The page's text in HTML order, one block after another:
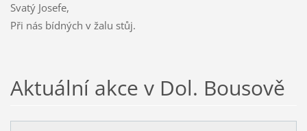
Svatý Josefe,
Při nás bídných v žalu stůj.
Aktuální akce v Dol. Bousově